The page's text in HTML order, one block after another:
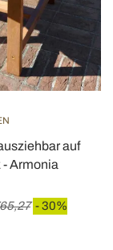
auf
- Armonia
- 30%